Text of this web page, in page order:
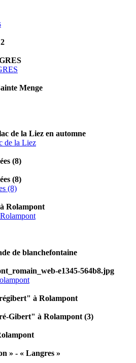
Menge
de la Liez en automne
de la Liez
(8)
(8)
(8)
Rolampont
de blanchefontaine
e1345-564b8.jpg
à Rolampont
Gibert" à Rolampont (3)
» - « Langres »